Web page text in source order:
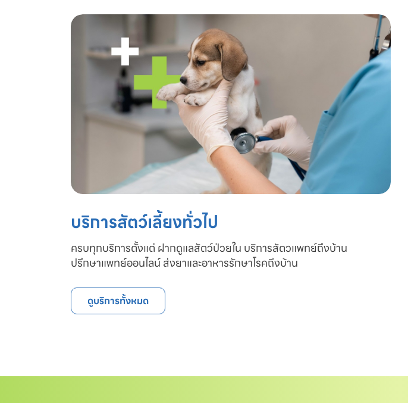
บริการสัตว์เลี้ยงทั่วไป
ครบทุกบริการตั้งแต่ ฝากดูแลสัตว์ป่วยใน บริการสัตวแพทย์ถึงบ้าน
ปรึกษาแพทย์ออนไลน์ ส่งยาและอาหารรักษาโรคถึงบ้าน
ดูบริการทั้งหมด